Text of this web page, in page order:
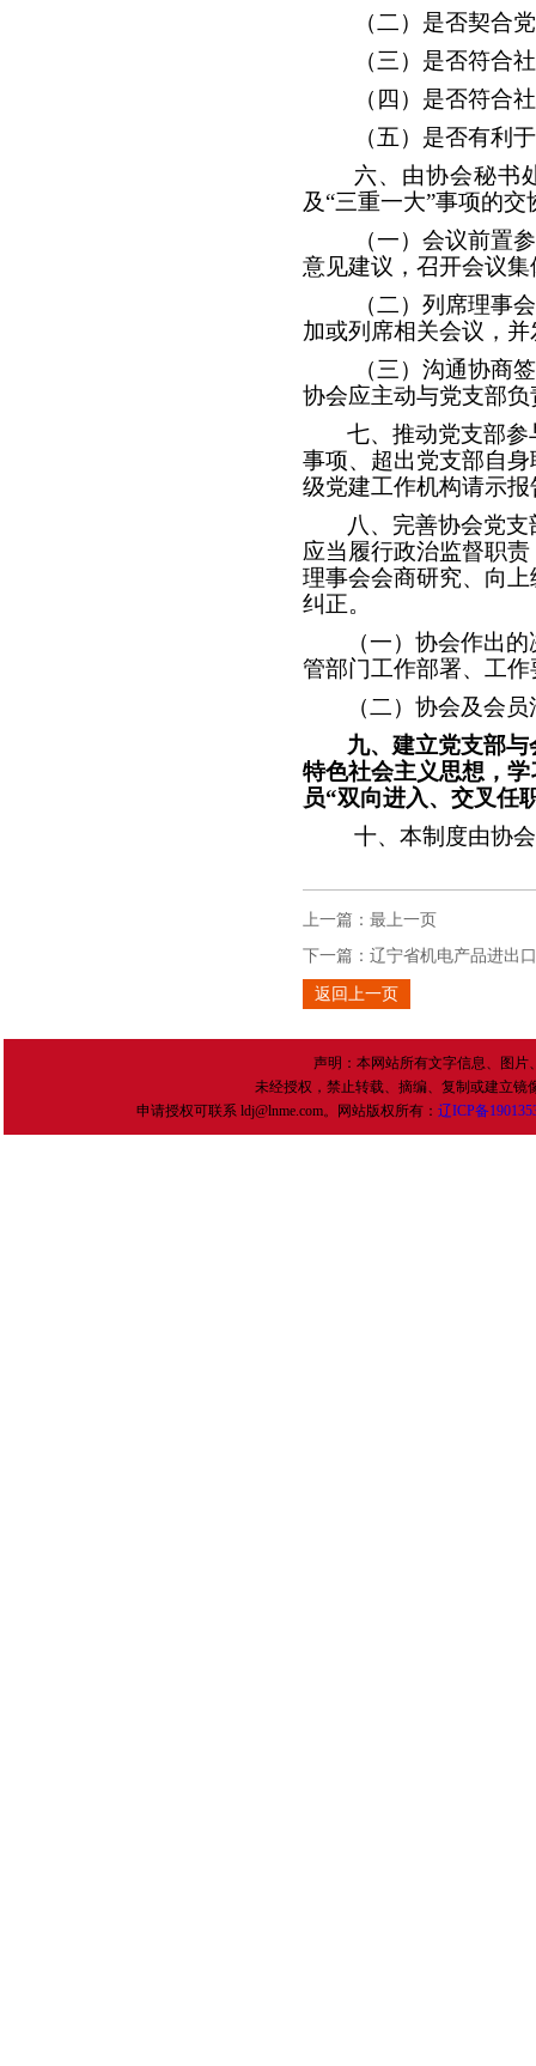
（二）是否契合
（三）是否符合
（四）是否符合
（五）是否有利
六、由协会秘书
及“三重一大”事项的
（一）会议前置
意见建议，召开会议
（二）列席理事
加或列席相关会议，
（三）沟通协商
协会应主动与党支部
七、推动党支部
事项、超出党支部自
级党建工作机构请示报
八、完善协会党
应当履行政治监督职
理事会会商研究、向
纠正。
（一）协会作出
管部门工作部署、工
（二）协会及会
九、建立党支部
特色社会主义思想，
员“双向进入、交叉任
十、本制度由协
上一篇： 最上一页
下一篇： 辽宁省机电产品进出
返回上一页
声明：本网站所有文字信息、图
未经授权，禁止转载、摘编、复制或建立
申请授权可联系 ldj@lnme.com。网站版权所有： 辽ICP备